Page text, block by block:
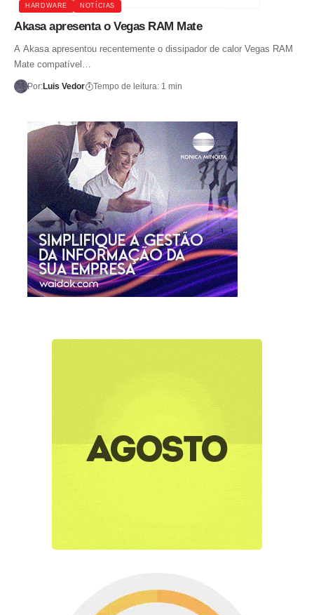
HARDWARE NOTÍCIAS
Akasa apresenta o Vegas RAM Mate
A Akasa apresentou recentemente o dissipador de calor Vegas RAM
Mate compatível…
Por:Luis Vedor Tempo de leitura: 1 min